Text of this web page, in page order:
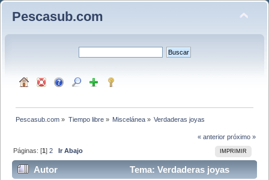
Pescasub.com
Pescasub.com » Tiempo libre» Miscelánea» Verdaderas joyas
« anterior próximo »
IMPRIMIR
Páginas: [1]2 Ir Abajo
Autor
Tema: Verdaderas joyas